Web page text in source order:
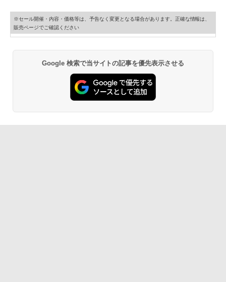
※セール開催・内容・価格等は、予告なく変更となる場合があります。正確な情報は、
販売ページでご確認ください
Google 検索で当サイトの記事を優先表示させる